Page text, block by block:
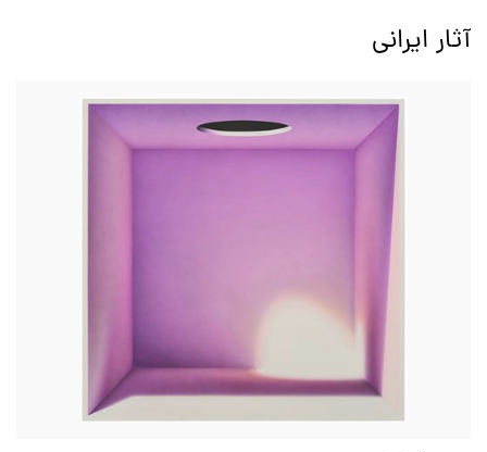
آثار ایرانی